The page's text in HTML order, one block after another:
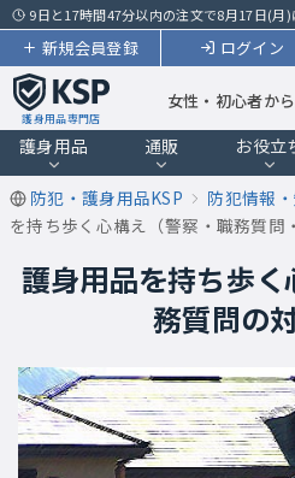
9日と17時間47分以内の注文で8月17日(月
ログイン
新規会員登録
護身用品専門店
女性・初心者か
護身用品 通販 お役立
防犯・護身用品KSP 防犯情報
を持ち歩く心構え（警察・職務質問
護身用品を持ち歩
務質問の